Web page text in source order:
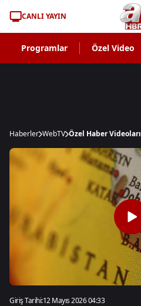
CANLI YAYIN
Programlar Özel Video
Haberler WebTV Özel Haber Videoları
Giriş Tarihi:12 Mayıs 2026 04:33